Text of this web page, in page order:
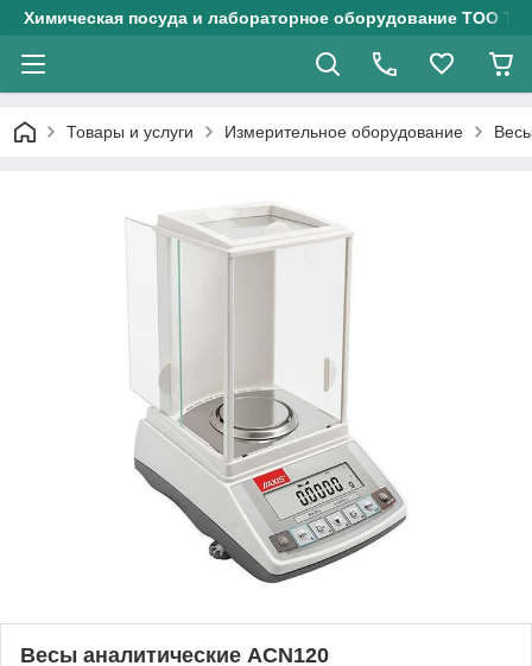
Химическая посуда и лабораторное оборудование ТОО
Товары и услуги Измерительное оборудование
Весы аналитические ACN120